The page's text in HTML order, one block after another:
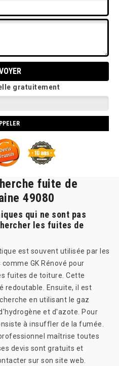
gratuitement
fuite de
49080
qui ne sont pas
les fuites de
est souvent utilisée par les
GK Rénové pour
fuites de toiture. Cette
redoutable. Ensuite, il est
en utilisant le gaz
et d'azote. Pour
à insuffler de la fumée.
maîtrise toutes
devis sont gratuits et
sur son site web.